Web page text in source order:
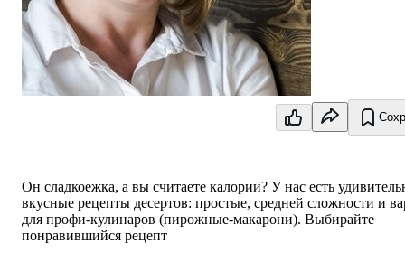
Он сладкоежка, а вы считаете калории? У нас есть
вкусные рецепты десертов: простые, средней сложности и
для профи-кулинаров (пирожные-макарони). Выбирайте
понравившийся рецепт